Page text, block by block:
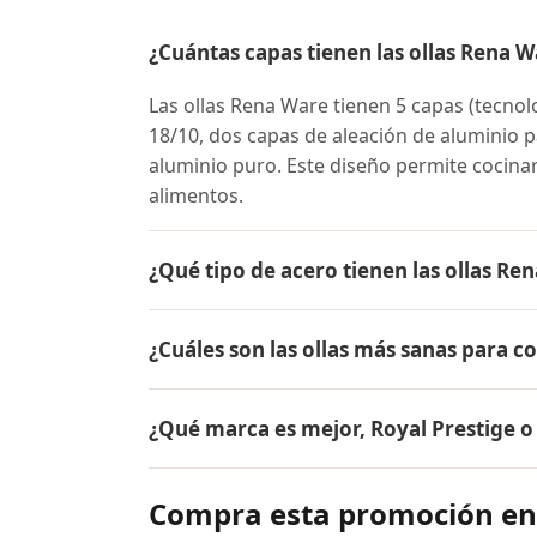
¿Cuántas capas tienen las ollas Rena
Las ollas Rena Ware tienen 5 capas
18/10, dos capas de aleación de
aluminio puro. Este diseño permite
alimentos.
¿Qué tipo de acero tienen las ollas
tipo de acero es resistente a la corrosión,
y es extremadamente duradero. Por eso
¿Cuáles son las ollas más sanas para
liberan sustancias tóxicas, no reaccionan
grasa, conservando hasta el 98% de los
¿Qué marca es mejor, Royal Prestige o
desde 1941, su acero inoxidable
Compra esta promoción